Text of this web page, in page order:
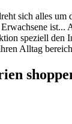
sich alles um
ist...
speziell den
Alltag